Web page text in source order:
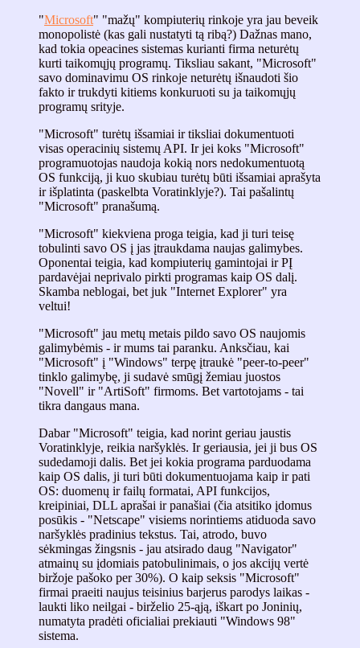
"Microsoft" "mažų" kompiuterių rinkoje yra jau beveik
monopolistė (kas gali nustatyti tą ribą?) Dažnas mano,
kad tokia opeacines sistemas kurianti firma neturėtų
kurti taikomųjų programų. Tiksliau sakant, "Microsoft"
savo dominavimu OS rinkoje neturėtų išnaudoti šio
fakto ir trukdyti kitiems konkuruoti su ja taikomųjų
programų srityje.
"Microsoft" turėtų išsamiai ir tiksliai dokumentuoti
visas operacinių sistemų API. Ir jei koks "Microsoft"
programuotojas naudoja kokią nors nedokumentuotą
OS funkciją, ji kuo skubiau turėtų būti išsamiai aprašyta
ir išplatinta (paskelbta Voratinklyje?). Tai pašalintų
"Microsoft" pranašumą.
"Microsoft" kiekviena proga teigia, kad ji turi teisę
tobulinti savo OS į jas įtraukdama naujas galimybes.
Oponentai teigia, kad kompiuterių gamintojai ir PĮ
pardavėjai neprivalo pirkti programas kaip OS dalį.
Skamba neblogai, bet juk "Internet Explorer" yra
veltui!
"Microsoft" jau metų metais pildo savo OS naujomis
galimybėmis - ir mums tai paranku. Anksčiau, kai
"Microsoft" į "Windows" terpę įtraukė "peer-to-peer"
tinklo galimybę, ji sudavė smūgį žemiau juostos
"Novell" ir "ArtiSoft" firmoms. Bet vartotojams - tai
tikra dangaus mana.
Dabar "Microsoft" teigia, kad norint geriau jaustis
Voratinklyje, reikia naršyklės. Ir geriausia, jei ji bus OS
sudedamoji dalis. Bet jei kokia programa parduodama
kaip OS dalis, ji turi būti dokumentuojama kaip ir pati
OS: duomenų ir failų formatai, API funkcijos,
kreipiniai, DLL aprašai ir panašiai (čia atsitiko įdomus
posūkis - "Netscape" visiems norintiems atiduoda savo
naršyklės pradinius tekstus. Tai, atrodo, buvo
sėkmingas žingsnis - jau atsirado daug "Navigator"
atmainų su įdomiais patobulinimais, o jos akcijų vertė
biržoje pašoko per 30%). O kaip seksis "Microsoft"
firmai praeiti naujus teisinius barjerus parodys laikas -
laukti liko neilgai - birželio 25-ąją, iškart po Joninių,
numatyta pradėti oficialiai prekiauti "Windows 98"
sistema.